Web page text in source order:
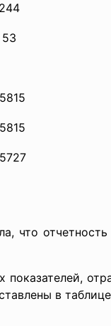
244
53
что
показателей,
в таблице